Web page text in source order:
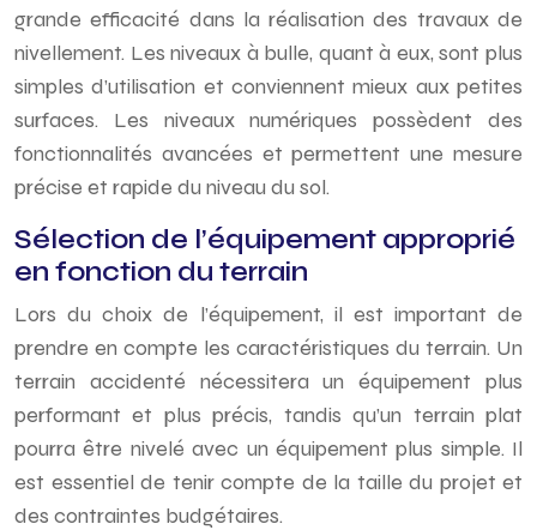
grande efficacité dans la réalisation des travaux de
nivellement. Les niveaux à bulle, quant à eux, sont plus
simples d’utilisation et conviennent mieux aux petites
surfaces. Les niveaux numériques possèdent des
fonctionnalités avancées et permettent une mesure
précise et rapide du niveau du sol.
Sélection de l’équipement approprié
en fonction du terrain
Lors du choix de l’équipement, il est important de
prendre en compte les caractéristiques du terrain. Un
terrain accidenté nécessitera un équipement plus
performant et plus précis, tandis qu’un terrain plat
pourra être nivelé avec un équipement plus simple. Il
est essentiel de tenir compte de la taille du projet et
des contraintes budgétaires.